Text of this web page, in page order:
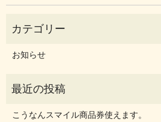
お知らせ
こうなんスマイル商品券使えます。